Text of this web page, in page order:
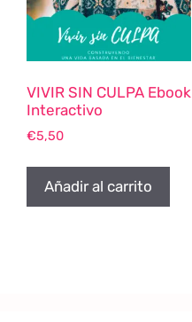
VIVIR SIN CULPA Ebook
Interactivo
€5,50
Añadir al carrito